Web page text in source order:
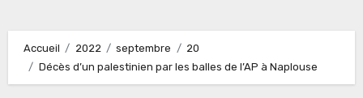
Accueil 2022 septembre
20
Décès d’un palestinien par les balles de l’AP à Naplouse